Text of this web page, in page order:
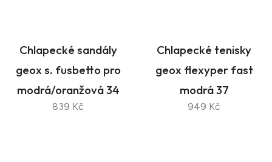
Chlapecké sandály
geox s. fusbetto pro
modrá/oranžová 34
839 Kč
Chlapecké tenisky
geox flexyper fast
modrá 37
949 Kč